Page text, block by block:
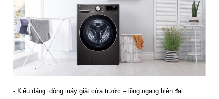
- Kiểu dáng: dòng máy giặt cửa trước – lồng ngang hiện đại.